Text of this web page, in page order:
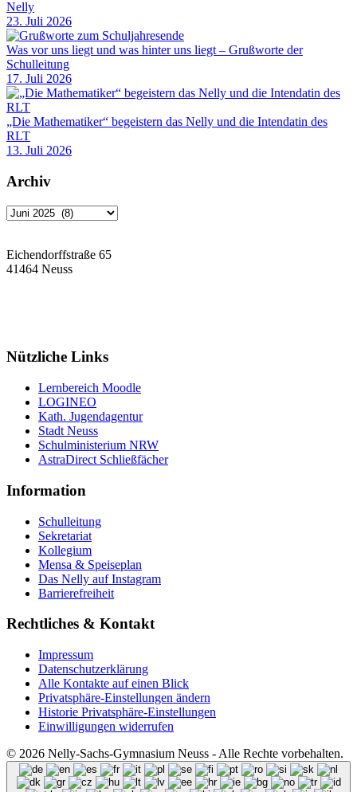
Nelly
23. Juli 2026
Was vor uns liegt und was hinter uns liegt – Grußworte der
Schulleitung
17. Juli 2026
„Die Mathematiker“ begeistern das Nelly und die Intendatin des
RLT
13. Juli 2026
Archiv
Archiv
Eichendorffstraße 65
41464 Neuss
Nützliche Links
Lernbereich Moodle
LOGINEO
Kath. Jugendagentur
Stadt Neuss
Schulministerium NRW
AstraDirect Schließfächer
Information
Schulleitung
Sekretariat
Kollegium
Mensa & Speiseplan
Das Nelly auf Instagram
Barrierefreiheit
Rechtliches & Kontakt
Impressum
Datenschutzerklärung
Alle Kontakte auf einen Blick
Privatsphäre-Einstellungen ändern
Historie Privatsphäre-Einstellungen
Einwilligungen widerrufen
© 2026 Nelly-Sachs-Gymnasium Neuss - Alle Rechte vorbehalten.